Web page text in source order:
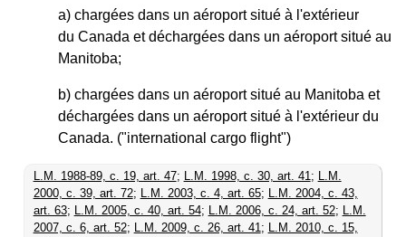
a) chargées dans un aéroport situé à l'extérieur
du Canada et déchargées dans un aéroport situé au
Manitoba;
b) chargées dans un aéroport situé au Manitoba et
déchargées dans un aéroport situé à l'extérieur du
Canada. ("international cargo flight")
L.M. 1988-89, c. 19, art. 47; L.M. 1998, c. 30, art. 41 ;
L.M.
2000, c. 39, art. 72; L.M. 2003, c. 4, art. 65;
L.M. 2004, c. 43,
art. 63; L.M. 2005, c. 40, art. 54; L.M. 2006, c. 24, art. 52;
L.M.
2007, c. 6, art. 52; L.M. 2009, c. 26, art. 41 ;
L.M. 2010, c. 15,